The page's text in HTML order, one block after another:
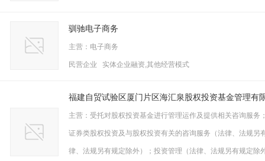
驯驰电子商务
主营：电子商务
民营企业 实体企业融资,其他经营模式
福建自贸试验区厦门片区海汇泉股权投资基金管理有
主营：受托对股权投资基金进行管理运作及提供相关咨询服
证券类股权投资及与股权投资有关的咨询服务（法律、法规
律、法规另有规定除外）；投资管理（法律、法规另有规定除